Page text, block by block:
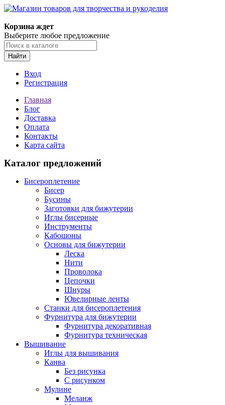
Корзина ждет
Выберите любое предложение
Найти
Вход
Регистрация
Главная
Блог
Доставка
Оплата
Контакты
Карта сайта
Каталог предложений
Бисероплетение
Бисер
Бусины
Заготовки для бижутерии
Иглы бисерные
Инструменты
Кабошоны
Основы для бижутерии
Леска
Нити
Проволока
Цепочки
Шнуры
Ювелирные ленты
Станки для бисероплетения
Фурнитура для бижутерии
Фурнитура декоративная
Фурнитура техническая
Вышивание
Иглы для вышивания
Канва
Без рисунка
С рисунком
Мулине
Меланж